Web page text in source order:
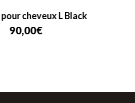
cheveux L Black
90,00€